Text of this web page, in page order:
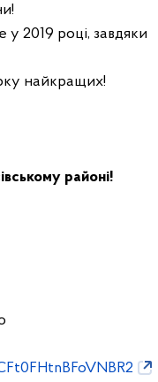
у 2019 році, завдяки
найкращих!
районі!